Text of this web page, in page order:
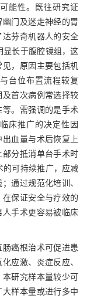
能性。既往研究证
门及迷走神经的胃
芬奇机器人的安全
显长于腹腔镜组，这
，原因主要包括机
台位布置流程较复
首次病例常选择较
。需强调的是手术
床推广的决定性因
血量与术后恢复上
分抵消单台手术时
的可持续推广，应减
通过规范化培训、
保证安全与疗效的
手术更容易被临床
癌根治术可促进患
应激、炎症反应、
研究样本量较少可
样本量或进行多中